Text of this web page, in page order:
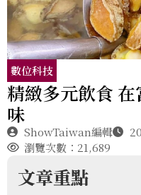
數位科技
精緻多元飲食
味
ShowTaiwan編輯
瀏覽次數：21,689
文章重點